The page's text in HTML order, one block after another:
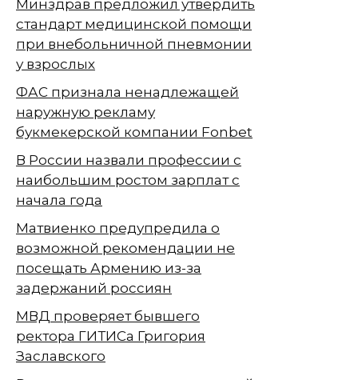
Минздрав предложил утвердить
стандарт медицинской помощи
при внебольничной пневмонии
у взрослых
ФАС признала ненадлежащей
наружную рекламу
букмекерской компании Fonbet
В России назвали профессии с
наибольшим ростом зарплат с
начала года
Матвиенко предупредила о
возможной рекомендации не
посещать Армению из-за
задержаний россиян
МВД проверяет бывшего
ректора ГИТИСа Григория
Заславского